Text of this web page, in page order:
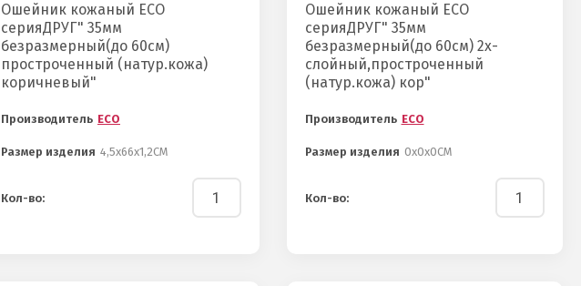
Ошейник кожаный ECO
серияДРУГ" 35мм
безразмерный(до 60см)
простроченный (натур.кожа)
коричневый"
Производитель ECO
Размер изделия 4,5х66х1,2СМ
Кол-во:
Ошейник кожаный ECO
серияДРУГ" 35мм
безразмерный(до 60см) 2х-
слойный,простроченный
(натур.кожа) кор"
Производитель ECO
Размер изделия 0х0х0СМ
Кол-во: